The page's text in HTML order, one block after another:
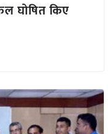
घोषित किए